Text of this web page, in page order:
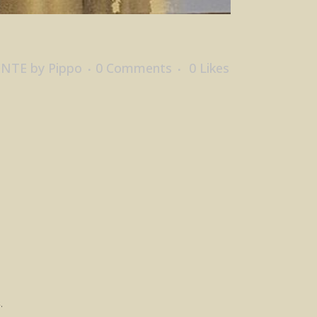
by Pippo 0 Comments 0 Likes